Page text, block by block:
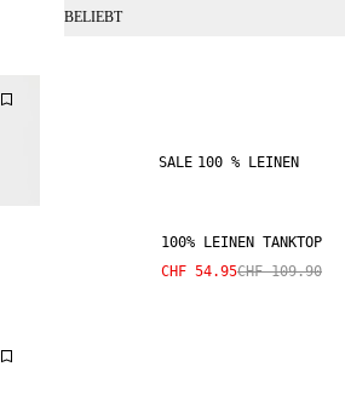
BELIEBT
SALE 100 % LEINEN
100% LEINEN TANKTOP
CHF 54.95CHF 109.90